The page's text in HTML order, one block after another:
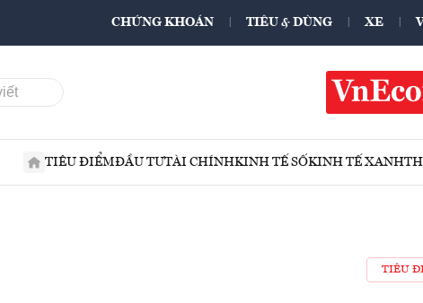
CHỨNG KHOÁN TIÊU & DÙNG XE
TIÊU ĐIỂMĐẦU TƯTÀI CHÍNHKINH TẾ SỐKINH TẾ XANH
TIÊU